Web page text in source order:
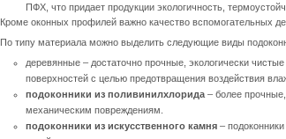
ПФХ, что придает продукции экологичность,
Кроме оконных профилей важно качество вспомогательных
По типу материала можно выделить следующие виды
деревянные – достаточно прочные, экологически
поверхностей с целью предотвращения воздействия
подоконники из поливинилхлорида– более прочные,
механическим повреждениям.
подоконники из искусственного камня– подоконники